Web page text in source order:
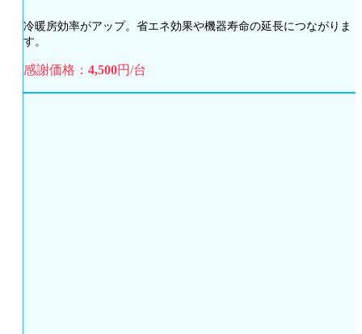
冷暖房効率がアップ。省エネ効果や機器寿命の延長につながりま
す。
感謝価格： 4,500円/台